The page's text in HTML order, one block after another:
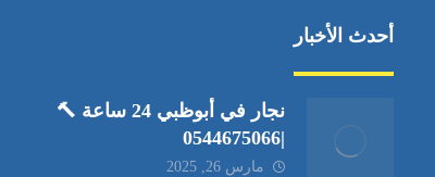
أحدث الأخبار
نجار في أبوظبي 24 ساعة 🔨
|0544675066
مارس 26, 2025